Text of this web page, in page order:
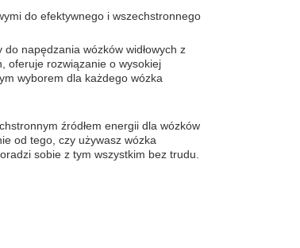
do efektywnego i wszechstronnego
napędzania wózków widłowych z
oferuje rozwiązanie o wysokiej
wyborem dla każdego wózka
źródłem energii dla wózków
od tego, czy używasz wózka
sobie z tym wszystkim bez trudu.